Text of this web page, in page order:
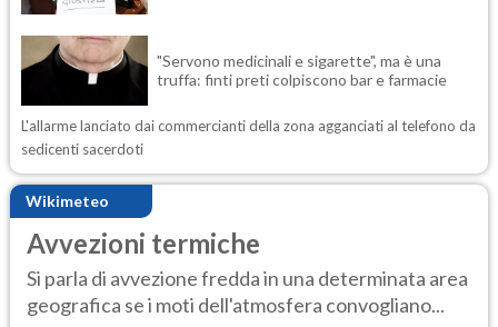
"Servono medicinali e sigarette", ma è una
truffa: finti preti colpiscono bar e farmacie
L'allarme lanciato dai commercianti della zona agganciati al telefono da
sedicenti sacerdoti
Wikimeteo
Avvezioni termiche
Si parla di avvezione fredda in una determinata area
geografica se i moti dell'atmosfera convogliano...